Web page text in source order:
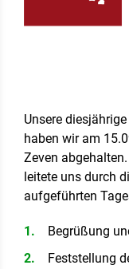
Unsere
haben wir am
Zeven
leitete uns durch
aufgeführten
Begrüßung
Feststellung